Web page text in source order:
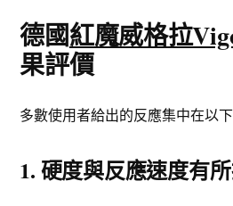
德國紅魔威格拉
果評價
多數使用者給出的反應集中在以下
1. 硬度與反應速度有